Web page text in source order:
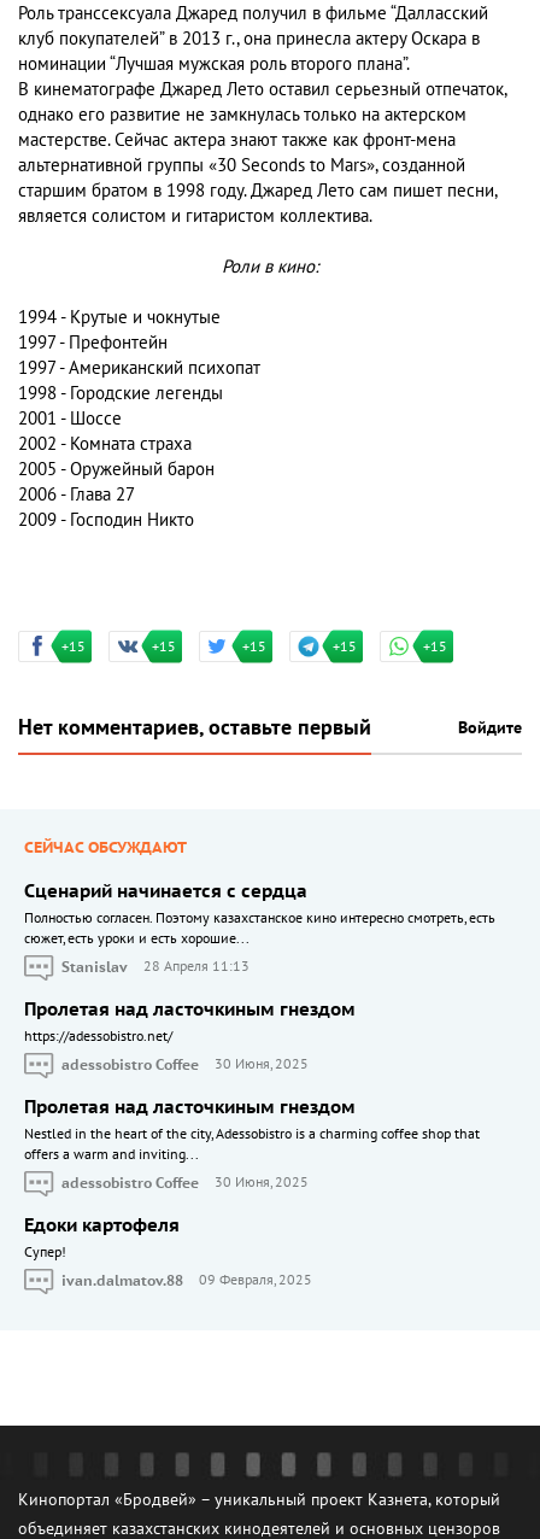
Роль транссексуала Джаред получил в фильме “Далласский
клуб покупателей” в 2013 г., она принесла актеру Оскара в
номинации “Лучшая мужская роль второго плана”.
В кинематографе Джаред Лето оставил серьезный отпечаток,
однако его развитие не замкнулась только на актерском
мастерстве. Сейчас актера знают также как фронт-мена
альтернативной группы «30 Seconds to Mars», созданной
старшим братом в 1998 году. Джаред Лето сам пишет песни,
является солистом и гитаристом коллектива.
Роли в кино:
1994 - Крутые и чокнутые
1997 - Префонтейн
1997 - Американский психопат
1998 - Городские легенды
2001 - Шоссе
2002 - Комната страха
2005 - Оружейный барон
2006 - Глава 27
2009 - Господин Никто
+15 +15 +15 +15 +15
Нет комментариев, оставьте первый Войдите
СЕЙЧАС ОБСУЖДАЮТ
Сценарий начинается с сердца
Полностью согласен. Поэтому казахстанское кино интересно смотреть, есть
сюжет, есть уроки и есть хорошие...
Stanislav
28 Апреля 11:13
Пролетая над ласточкиным гнездом
https://adessobistro.net/
adessobistro Coffee
30 Июня, 2025
Пролетая над ласточкиным гнездом
Nestled in the heart of the city, Adessobistro is a charming coffee shop that
offers a warm and inviting...
adessobistro Coffee
30 Июня, 2025
Едоки картофеля
Cупер!
ivan.dalmatov.88
09 Февраля, 2025
Кинопортал «Бродвей» – уникальный проект Казнета, который
объединяет казахстанских кинодеятелей и основных цензоров